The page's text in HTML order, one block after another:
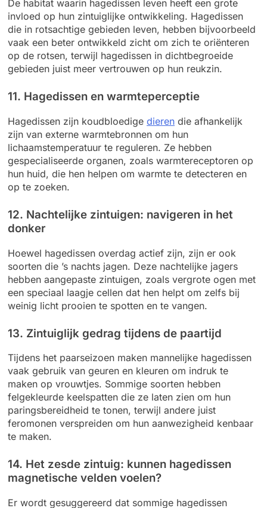
De habitat waarin hagedissen leven heeft een grote
invloed op hun zintuiglijke ontwikkeling. Hagedissen
die in rotsachtige gebieden leven, hebben bijvoorbeeld
vaak een beter ontwikkeld zicht om zich te oriënteren
op de rotsen, terwijl hagedissen in dichtbegroeide
gebieden juist meer vertrouwen op hun reukzin.
11. Hagedissen en warmteperceptie
Hagedissen zijn koudbloedige dieren die afhankelijk
zijn van externe warmtebronnen om hun
lichaamstemperatuur te reguleren. Ze hebben
gespecialiseerde organen, zoals warmtereceptoren op
hun huid, die hen helpen om warmte te detecteren en
op te zoeken.
12. Nachtelijke zintuigen: navigeren in het
donker
Hoewel hagedissen overdag actief zijn, zijn er ook
soorten die ’s nachts jagen. Deze nachtelijke jagers
hebben aangepaste zintuigen, zoals vergrote ogen met
een speciaal laagje cellen dat hen helpt om zelfs bij
weinig licht prooien te spotten en te vangen.
13. Zintuiglijk gedrag tijdens de paartijd
Tijdens het paarseizoen maken mannelijke hagedissen
vaak gebruik van geuren en kleuren om indruk te
maken op vrouwtjes. Sommige soorten hebben
felgekleurde keelspatten die ze laten zien om hun
paringsbereidheid te tonen, terwijl andere juist
feromonen verspreiden om hun aanwezigheid kenbaar
te maken.
14. Het zesde zintuig: kunnen hagedissen
magnetische velden voelen?
Er wordt gesuggereerd dat sommige hagedissen